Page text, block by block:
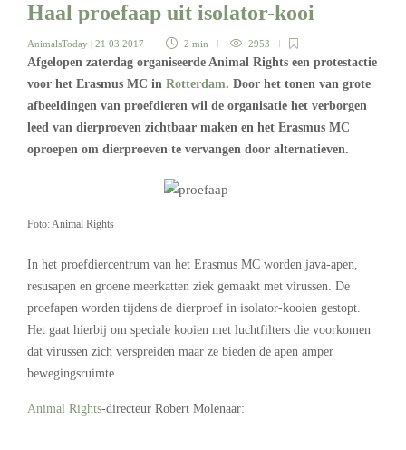
Haal proefaap uit isolator-kooi
AnimalsToday | 21 03 2017 2 min 2953
Afgelopen zaterdag organiseerde Animal Rights een protestactie
voor het Erasmus MC in Rotterdam. Door het tonen van grote
afbeeldingen van proefdieren wil de organisatie het verborgen
leed van dierproeven zichtbaar maken en het Erasmus MC
oproepen om dierproeven te vervangen door alternatieven.
Foto: Animal Rights
In het proefdiercentrum van het Erasmus MC worden java-apen,
resusapen en groene meerkatten ziek gemaakt met virussen. De
proefapen worden tijdens de dierproef in isolator-kooien gestopt.
Het gaat hierbij om speciale kooien met luchtfilters die voorkomen
dat virussen zich verspreiden maar ze bieden de apen amper
bewegingsruimte.
Animal Rights-directeur Robert Molenaar: